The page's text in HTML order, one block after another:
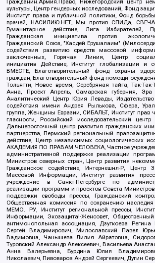
Гражданин.Армия.Право, Нижегородский центр
культуры, Центр гендерных исследований, Фонд
Институт права и публичной политики, Фонд
врачей, НАСИЛИЮ.НЕТ, Мы против СПИДа, СВЕЧА,
Гуманитарное действие, Лига Избирателей,
Гражданская инициатива против
Гражданский Союз, "Хасдей Ерушалаим"
содействия развитию средств массовой
заключенных, Горячая Линия, Центр
инициатив Действие, Институт глобализации и
ВМЕСТЕ, Благотворительный фонд охраны
граждан, Благотворительный фонд помощи
Тольятти, Новое время, Серебряная тайга, Так-
Анна, Проект Апрель, Самарская губерния,
Аналитический Центр Юрия Левады,
содействия имени Андрея Рылькова, Сфера,
группа, Женщины Евразии, СИБАЛЬТ, Институт прав
гласности, Российский исследовательский
Дальневосточный центр развития гражданских
партнерства, Пермский региональный
действие, Центр независимых социологических
АКАДЕМИЯ ПО ПРАВАМ ЧЕЛОВЕКА, Частное
административной поддержке реализации
Министров северных стран, Центр развития
Гражданское содействие, Интернешнл-Р, Центр
Массовой Информации, Институт развития
учреждение в Санкт-Петербурге по
реализации программ и проектов Совета
поддержки свободы прессы, Гражданский
Общественная комиссия по сохранению
МЕМО. РУ, Институт региональной прессы,
Информации, Экозащита!-Женсовет, Общественный
антимонопольная ассоциация, Дзугкоева Регина
Сергей Владимирович, Милославский Павел
Вадимовна, Чанышева Лилия Айратовна,
Туровский Александр Алексеевич, Васильева
Анна Валерьевна, Бурдина Юлия
Николаевич, Пивоваров Андрей Сергеевич, Дугин